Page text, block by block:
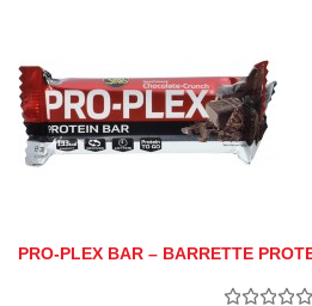
PRO-PLEX BAR – BARRETTE